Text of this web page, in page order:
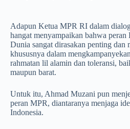
Adapun Ketua MPR RI dalam
hangat menyampaikan bahwa
Dunia sangat dirasakan penting dan
khususnya dalam
rahmatan lil alamin dan toleransi,
maupun barat.
Untuk itu, Ahmad Muzani pun
peran MPR, diantaranya menjaga
Indonesia.